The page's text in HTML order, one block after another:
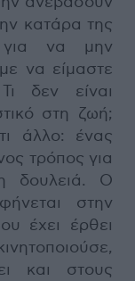
κατάρα της
για να μην
να είμαστε
δεν είναι
στη ζωή;
άλλο: ένας
τρόπος για
η δουλειά. Ο
στην
έχει έρθει
και στους